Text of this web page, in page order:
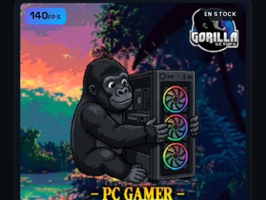
140FPS EN STOCK